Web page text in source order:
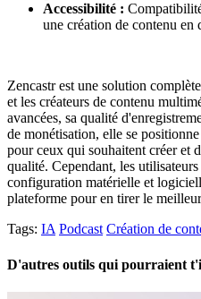
Accessibilité :
une création de contenu en
Zencastr est une solution
et les créateurs de contenu
avancées, sa qualité
de monétisation, elle se
pour ceux qui souhaitent créer et
qualité. Cependant, les
configuration matérielle et
plateforme pour en tirer le
Tags: IA Podcast Création de
D'autres outils qui pourraient